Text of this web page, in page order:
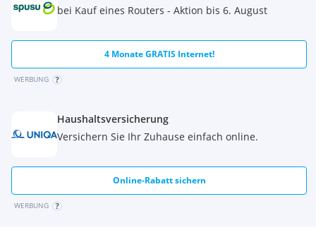
Energieausweis
Der Heizwärmebedarf für Anni-Haider-Weg 9 beträgt 20,00
kWh/m²a, welcher der Klasse A entspricht.
Der Heizwärmebedarf für Anni-Haider-Weg 11 beträgt 23,40
bei Kauf eines Routers - Aktion bis 6. August
4 Monate GRATIS Internet!
WERBUNG
Haushaltsversicherung
Versichern Sie Ihr Zuhause einfach online.
Online-Rabatt sichern
WERBUNG